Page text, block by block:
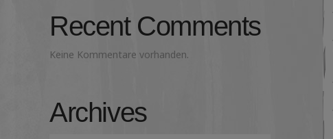
Recent Comments
Keine Kommentare vorhanden.
Archives